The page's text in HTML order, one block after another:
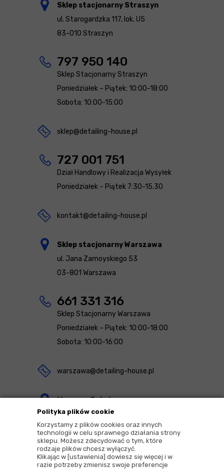
Polityka plików cookie
Korzystamy z plików cookies oraz innych
technologii w celu sprawnego działania strony
sklepu. Możesz zdecydować o tym, które
rodzaje plików chcesz wyłączyć.
Klikając w [ustawienia] dowiesz się więcej i w
razie potrzeby zmienisz swoje preferencje
Sklep stacjonarny Straszyn
ul. Starogardzka 117, lok. U5
83-010 Straszyn
797 950 140
Sklep Stacjonarny Straszyn
Poniedziałek – Piątek: 10:00-18:00
Sobota: 10:00-15:00
sklep@detailing-house.pl
727 001 751
Dział Handlowy i Realizacja Wysyłek
Poniedziałek – Piątek 7:30-15.30
kontakt@detailing-house.pl
Sklep stacjonarny Warszawa
ul. Jana Zamoyskiego 53
03-801 Warszawa
661 331 316
Sklep Stacjonarny Warszawa
Poniedziałek – Piątek: 10:00-18:00
Sobota: 10:00-16:00
warszawa@detailing-house.pl
Magazyn Rekcin
Nomos Sp. z o.o. sp.k.
ul. Agrestowa 1
83-010 Rekcin